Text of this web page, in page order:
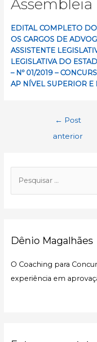
Assembleia
EDITAL COMPLETO
OS CARGOS DE
ASSISTENTE
LEGISLATIVA DO
– Nº 01/2019 –
AP NÍVEL SUPERIOR
Navegação
← Post
anterior
iDênio Magalhães
O Coaching para
experiência em